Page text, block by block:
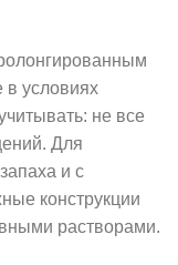
условиях
не все
Для
и с
конструкции
растворами.